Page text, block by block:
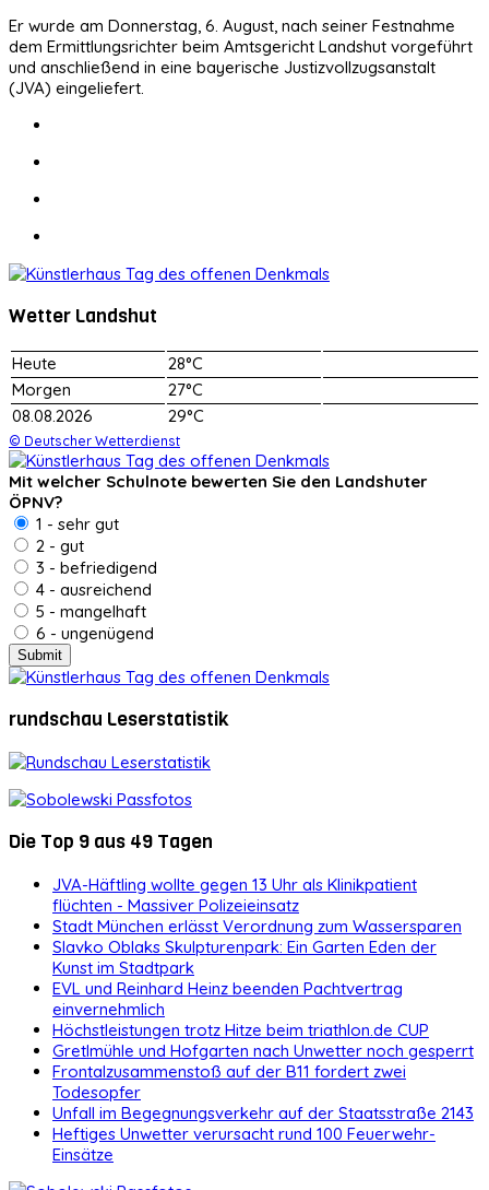
Er wurde am Donnerstag, 6. August, nach seiner Festnahme
dem Ermittlungsrichter beim Amtsgericht Landshut vorgeführt
und anschließend in eine bayerische Justizvollzugsanstalt
(JVA) eingeliefert.
Wetter Landshut
Heute
28°C
Morgen
27°C
08.08.2026
29°C
© Deutscher Wetterdienst
Mit welcher Schulnote bewerten Sie den Landshuter
ÖPNV?
1 - sehr gut
2 - gut
3 - befriedigend
4 - ausreichend
5 - mangelhaft
6 - ungenügend
rundschau Leserstatistik
Die Top 9 aus 49 Tagen
JVA-Häftling wollte gegen 13 Uhr als Klinikpatient
flüchten - Massiver Polizeieinsatz
Stadt München erlässt Verordnung zum Wassersparen
Slavko Oblaks Skulpturenpark: Ein Garten Eden der
Kunst im Stadtpark
EVL und Reinhard Heinz beenden Pachtvertrag
einvernehmlich
Höchstleistungen trotz Hitze beim triathlon.de CUP
Gretlmühle und Hofgarten nach Unwetter noch gesperrt
Frontalzusammenstoß auf der B11 fordert zwei
Todesopfer
Unfall im Begegnungsverkehr auf der Staatsstraße 2143
Heftiges Unwetter verursacht rund 100 Feuerwehr-
Einsätze